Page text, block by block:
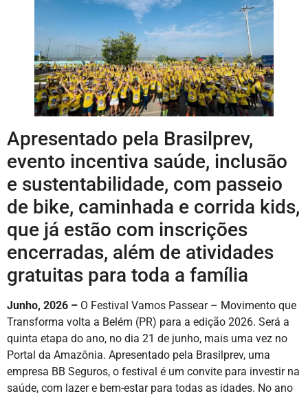
Apresentado pela Brasilprev,
evento incentiva saúde, inclusão
e sustentabilidade, com passeio
de bike, caminhada e corrida kids,
que já estão com inscrições
encerradas, além de atividades
gratuitas para toda a família
Junho, 2026 – O Festival Vamos Passear – Movimento que
Transforma volta a Belém (PR) para a edição 2026. Será a
quinta etapa do ano, no dia 21 de junho, mais uma vez no
Portal da Amazônia. Apresentado pela Brasilprev, uma
empresa BB Seguros, o festival é um convite para investir na
saúde, com lazer e bem-estar para todas as idades. No ano